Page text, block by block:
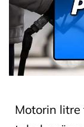
Motorin litre